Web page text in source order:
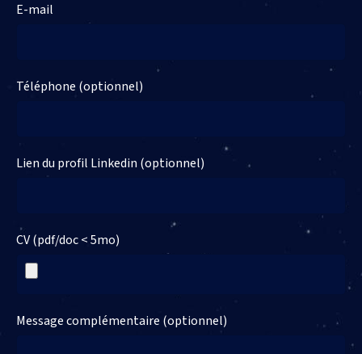
E-mail
Téléphone (optionnel)
Lien du profil Linkedin (optionnel)
CV (pdf/doc < 5mo)
Message complémentaire (optionnel)